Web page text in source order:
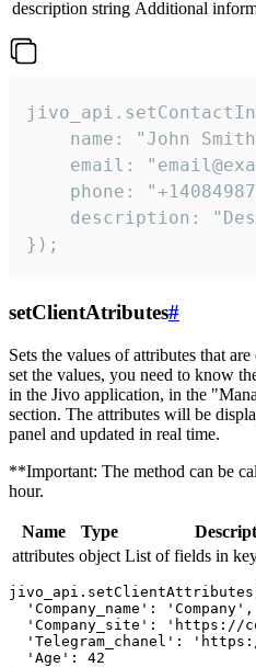
description string Additional
name: "John
email:
phone:
description:
});
setClientAtributes#
Sets the values ​​of attributes that
set the values, you need to know
in the Jivo application, in the
section. The attributes will be
panel and updated in real time.
**Important: The method can be
hour.
Name Type
attributes object List of fields in
  'Company_name': 'Company',
'Company_site': 'https://
'Telegram_chanel':
  'Age': 42